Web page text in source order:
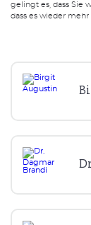
gelingt es, dass Sie
dass es wieder